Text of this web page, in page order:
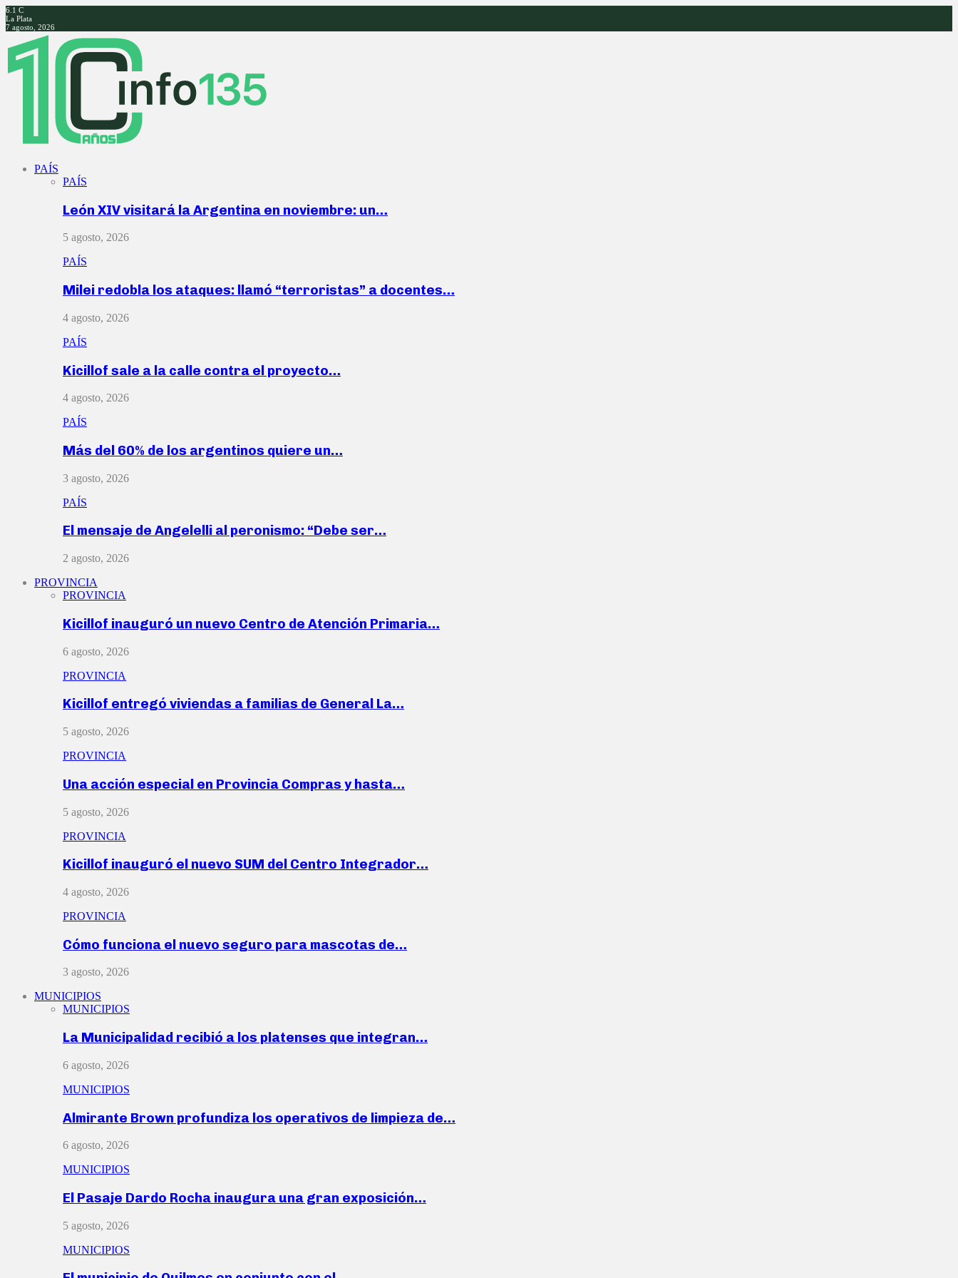
6.1 C
La Plata
7 agosto, 2026
Facebook
Twitter
Instagram
Youtube
PAÍS
PAÍS
León XIV visitará la Argentina en noviembre: un…
5 agosto, 2026
PAÍS
Milei redobla los ataques: llamó “terroristas” a docentes…
4 agosto, 2026
PAÍS
Kicillof sale a la calle contra el proyecto…
4 agosto, 2026
PAÍS
Más del 60% de los argentinos quiere un…
3 agosto, 2026
PAÍS
El mensaje de Angelelli al peronismo: “Debe ser…
2 agosto, 2026
PROVINCIA
PROVINCIA
Kicillof inauguró un nuevo Centro de Atención Primaria…
6 agosto, 2026
PROVINCIA
Kicillof entregó viviendas a familias de General La…
5 agosto, 2026
PROVINCIA
Una acción especial en Provincia Compras y hasta…
5 agosto, 2026
PROVINCIA
Kicillof inauguró el nuevo SUM del Centro Integrador…
4 agosto, 2026
PROVINCIA
Cómo funciona el nuevo seguro para mascotas de…
3 agosto, 2026
MUNICIPIOS
MUNICIPIOS
La Municipalidad recibió a los platenses que integran…
6 agosto, 2026
MUNICIPIOS
Almirante Brown profundiza los operativos de limpieza de…
6 agosto, 2026
MUNICIPIOS
El Pasaje Dardo Rocha inaugura una gran exposición…
5 agosto, 2026
MUNICIPIOS